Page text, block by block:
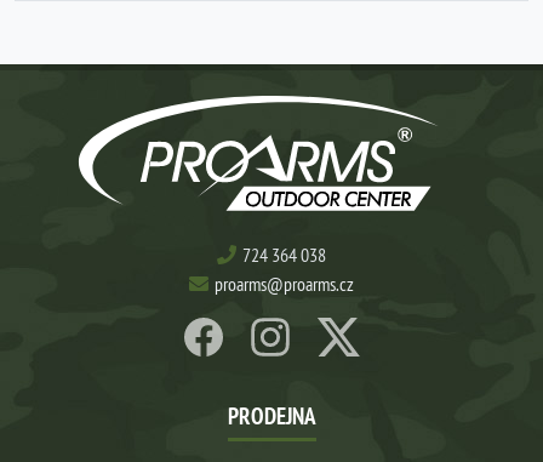
724 364 038
proarms@proarms.cz
PRODEJNA